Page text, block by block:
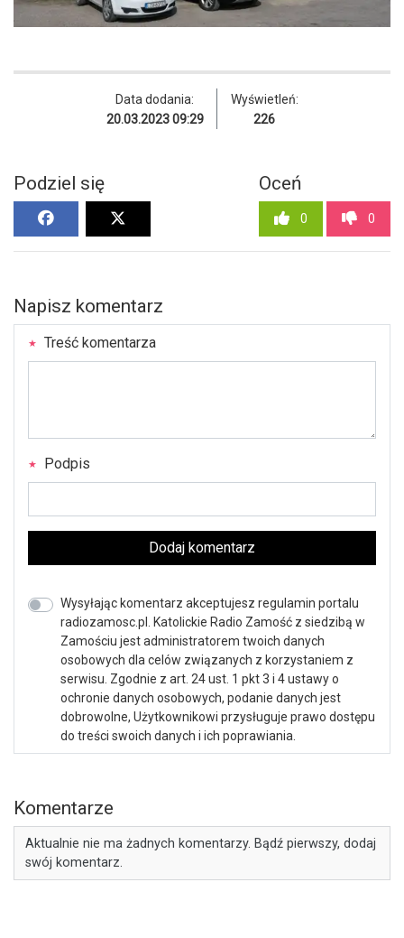
Data dodania:
20.03.2023 09:29
Wyświetleń:
226
Podziel się Oceń
0 0
Napisz komentarz
Treść komentarza
Podpis
Dodaj komentarz
Wysyłając komentarz akceptujesz regulamin portalu
radiozamosc.pl. Katolickie Radio Zamość z siedzibą w
Zamościu jest administratorem twoich danych
osobowych dla celów związanych z korzystaniem z
serwisu. Zgodnie z art. 24 ust. 1 pkt 3 i 4 ustawy o
ochronie danych osobowych, podanie danych jest
dobrowolne, Użytkownikowi przysługuje prawo dostępu
do treści swoich danych i ich poprawiania.
Komentarze
Aktualnie nie ma żadnych komentarzy. Bądź pierwszy, dodaj
swój komentarz.